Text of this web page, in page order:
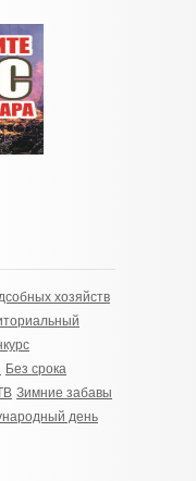
хозяйств
Без срока
Зимние забавы
день